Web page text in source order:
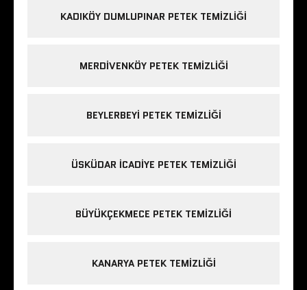
KADIKÖY DUMLUPINAR PETEK TEMIZLIĞI
MERDIVENKÖY PETEK TEMIZLIĞI
BEYLERBEYI PETEK TEMIZLIĞI
ÜSKÜDAR ICADIYE PETEK TEMIZLIĞI
BÜYÜKÇEKMECE PETEK TEMIZLIĞI
KANARYA PETEK TEMIZLIĞI